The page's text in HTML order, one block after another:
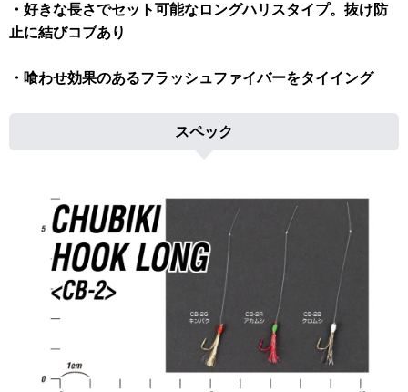
・好きな長さでセット可能なロングハリスタイプ。抜け防
止に結びコブあり
・喰わせ効果のあるフラッシュファイバーをタイイング
スペック